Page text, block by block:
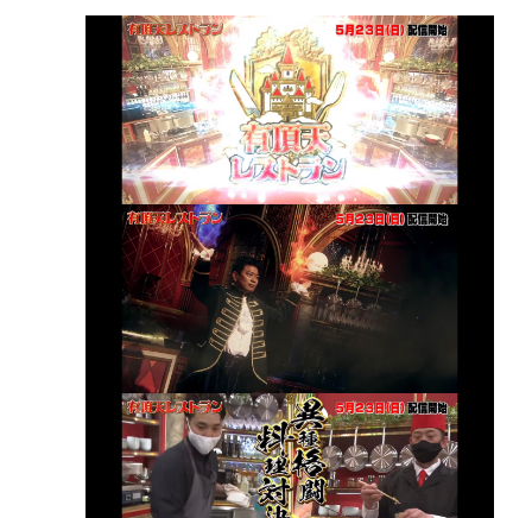
【熊本地震】共産党・寺本けんた「災害募金に関す
るデマを流す人は被災地への支援を妨害しているこ
とを自覚してください」 ネット「では熊本に直接募
金すればいいだけですね！」
リニア大阪延伸「工期示せない」 JR東海社長、名古
屋開業後の早期着手を強調
ドン・キホーテ露店「うなぎのかば焼き」で食中毒
男女14人が発熱や腹痛など訴え…サルモネラ属の菌
カズレーザー、車の任意保険を巡り持論「強制しろ
よ！」「保険にも入れないヤツは運転すんなよ」
エッセイスト「原爆を二度と使わせてはならない」
→「もちろん中国の核も非難する？」→ブロックさ
被災地・熊本、泥酔者の通報が止まらず県警が異例